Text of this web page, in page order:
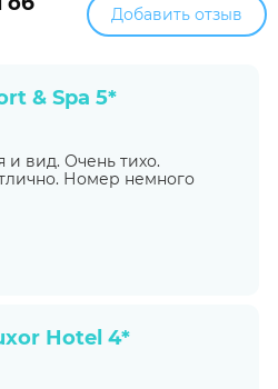
Добавить отзыв
& Spa 5*
и вид. Очень тихо.
Номер немного
Hotel 4*